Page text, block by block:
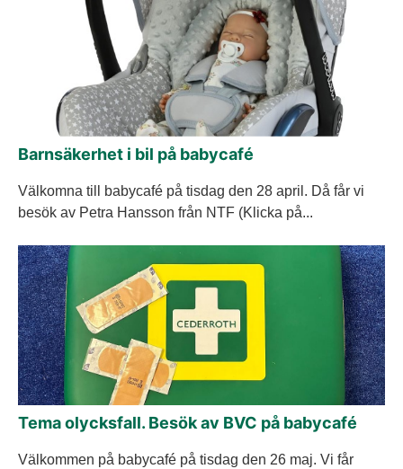
Barnsäkerhet i bil på babycafé
Välkomna till babycafé på tisdag den 28 april. Då får vi
besök av Petra Hansson från NTF (Klicka på...
Tema olycksfall. Besök av BVC på babycafé
Välkommen på babycafé på tisdag den 26 maj. Vi får